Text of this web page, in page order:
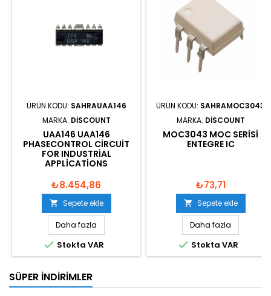
ÜRÜN KODU: SAHRAUAA146
MARKA: DISCOUNT
UAA146 UAA146
PHASECONTROL CIRCUIT
FOR INDUSTRIAL
APPLICATIONS
₺8.454,86
 Sepete ekle
Daha fazla
 Stokta VAR
ÜRÜN KODU: SAHRAMOC3043
MARKA: DISCOUNT
MOC3043 MOC SERISI
ENTEGRE IC
₺73,71
 Sepete ekle
Daha fazla
 Stokta VAR
SÜPER İNDIRIMLER